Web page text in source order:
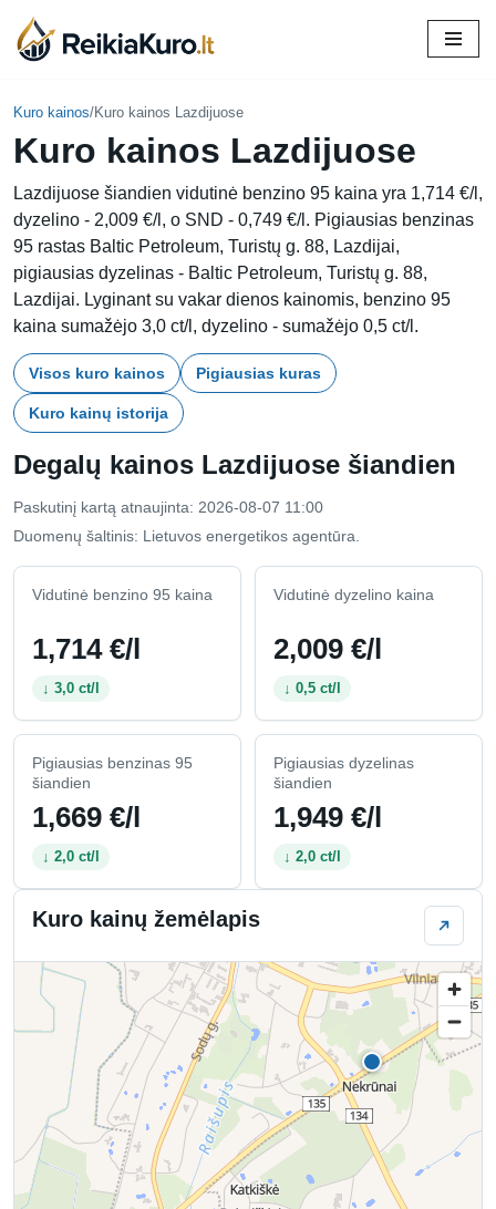
Skip
content
Kuro kainos/Kuro kainos Lazdijuose
Kuro kainos Lazdijuose
Lazdijuose šiandien vidutinė benzino 95 kaina yra 1,714 €/l,
dyzelino - 2,009 €/l, o SND - 0,749 €/l. Pigiausias benzinas
95 rastas Baltic Petroleum, Turistų g. 88, Lazdijai,
pigiausias dyzelinas - Baltic Petroleum, Turistų g. 88,
Lazdijai. Lyginant su vakar dienos kainomis, benzino 95
kaina sumažėjo 3,0 ct/l, dyzelino - sumažėjo 0,5 ct/l.
Visos kuro kainos Pigiausias kuras
Kuro kainų istorija
Degalų kainos Lazdijuose šiandien
Paskutinį kartą atnaujinta: 2026-08-07 11:00
Duomenų šaltinis: Lietuvos energetikos agentūra.
Vidutinė benzino 95 kaina
1,714 €/l
↓ 3,0 ct/l
Vidutinė dyzelino kaina
2,009 €/l
↓ 0,5 ct/l
Pigiausias benzinas 95
šiandien
1,669 €/l
↓ 2,0 ct/l
Pigiausias dyzelinas
šiandien
1,949 €/l
↓ 2,0 ct/l
Kuro kainų žemėlapis